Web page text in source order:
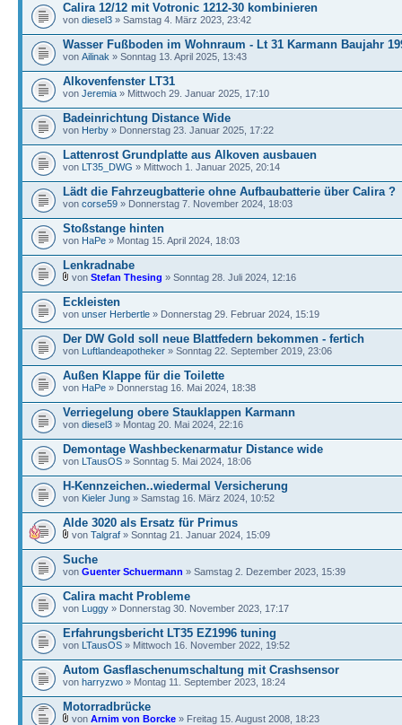
Calira 12/12 mit Votronic 1212-30 kombinieren
von diesel3 » Samstag 4. März 2023, 23:42
Wasser Fußboden im Wohnraum - Lt 31 Karmann Baujahr
von Ailinak » Sonntag 13. April 2025, 13:43
Alkovenfenster LT31
von Jeremia » Mittwoch 29. Januar 2025, 17:10
Badeinrichtung Distance Wide
von Herby » Donnerstag 23. Januar 2025, 17:22
Lattenrost Grundplatte aus Alkoven ausbauen
von LT35_DWG » Mittwoch 1. Januar 2025, 20:14
Lädt die Fahrzeugbatterie ohne Aufbaubatterie über Calira ?
von corse59 » Donnerstag 7. November 2024, 18:03
Stoßstange hinten
von HaPe » Montag 15. April 2024, 18:03
Lenkradnabe
von Stefan Thesing » Sonntag 28. Juli 2024, 12:16
Eckleisten
von unser Herbertle » Donnerstag 29. Februar 2024, 15:19
Der DW Gold soll neue Blattfedern bekommen - fertich
von Luftlandeapotheker » Sonntag 22. September 2019, 23:06
Außen Klappe für die Toilette
von HaPe » Donnerstag 16. Mai 2024, 18:38
Verriegelung obere Stauklappen Karmann
von diesel3 » Montag 20. Mai 2024, 22:16
Demontage Washbeckenarmatur Distance wide
von LTausOS » Sonntag 5. Mai 2024, 18:06
H-Kennzeichen..wiedermal Versicherung
von Kieler Jung » Samstag 16. März 2024, 10:52
Alde 3020 als Ersatz für Primus
von Talgraf » Sonntag 21. Januar 2024, 15:09
Suche
von Guenter Schuermann » Samstag 2. Dezember 2023, 15:39
Calira macht Probleme
von Luggy » Donnerstag 30. November 2023, 17:17
Erfahrungsbericht LT35 EZ1996 tuning
von LTausOS » Mittwoch 16. November 2022, 19:52
Autom Gasflaschenumschaltung mit Crashsensor
von harryzwo » Montag 11. September 2023, 18:24
Motorradbrücke
von Arnim von Borcke » Freitag 15. August 2008, 18:23